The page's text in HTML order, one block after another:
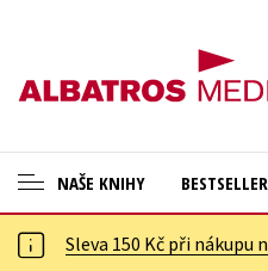
NAŠE KNIHY
ANGLICKÉ KNIHY -20 %
Sleva 150 Kč při nákupu